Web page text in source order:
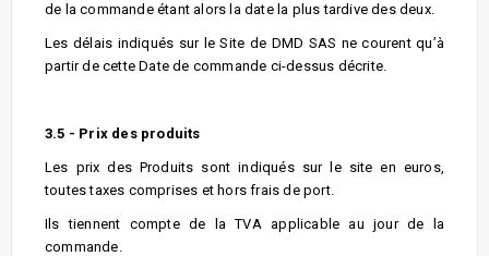
de la commande étant alors la date la plus tardive des deux.
Les délais indiqués sur le Site de DMD SAS ne courent qu’à
partir de cette Date de commande ci-dessus décrite.
3.5 - Prix des produits
Les prix des Produits sont indiqués sur le site en euros,
toutes taxes comprises et hors frais de port.
Ils tiennent compte de la TVA applicable au jour de la
commande.